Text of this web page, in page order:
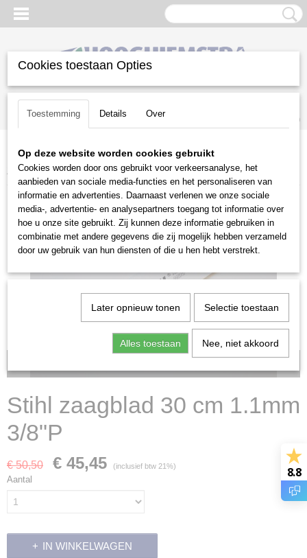
Inloggen Registreren
(0)
Home >Snoeien en Zagen> Kettingzagen | toebehoren
Zaagbladen>Stihl>Stihl zaagblad 30 cm 1.1mm 3/8"P
Stihl zaagblad 30 cm 1.1mm
3/8"P
€ 50,50 € 45,45 (inclusief btw 21%)
Aantal
IN WINKELWAGEN
8.8
Cookies toestaan Opties
Toestemming Details Over
Op deze website worden cookies gebruikt
Cookies worden door ons gebruikt voor verkeersanalyse, het
aanbieden van sociale media-functies en het personaliseren van
informatie en advertenties. Daarnaast verlenen we onze sociale
media-, advertentie- en analysepartners toegang tot informatie over
hoe u onze site gebruikt. Zij kunnen deze informatie gebruiken in
combinatie met andere gegevens die zij mogelijk hebben verzameld
door uw gebruik van hun diensten of die u hen hebt verstrekt.
Later opnieuw tonen Selectie toestaan
Alles toestaan Nee, niet akkoord